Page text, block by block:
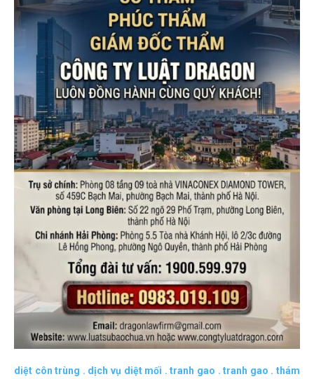
diệt côn trùng . dịch vụ diệt mối .tranh gao .tranh gao .thám